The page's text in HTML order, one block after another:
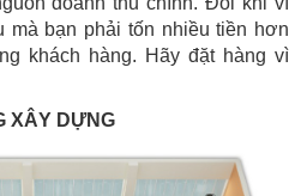
mà bạn phải tốn nhiều tiền hơn
khách hàng. Hãy đặt hàng vì
XÂY DỰNG